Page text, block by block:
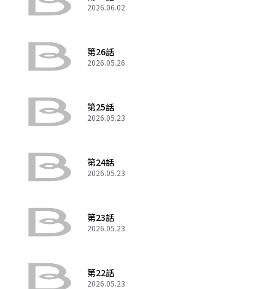
2026.06.02
第26話
2026.05.26
第25話
2026.05.23
第24話
2026.05.23
第23話
2026.05.23
第22話
2026.05.23